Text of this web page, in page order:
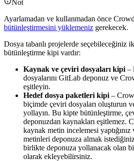
Not
Ayarlamadan ve kullanmadan önce
bütünleştirmesini yüklemeniz gerekecek.
Dosya tabanlı projelerde seçebileceğiniz
bütünleştirme kipi vardır:
Kaynak ve çeviri dosyaları kipi –
dosyalarını GitLab deponuz ve
eşitleyin.
Hedef dosya paketleri kipi –
biçimde çeviri dosyaları oluşturun
yollayın. Bu kipte bütünleştirme,
deponuzdan kaynakları eşitlemez.
kaynak metin incelemesi
metinleri deponuza almak
birlikte deponuza yollanacak olan
olarak ekleyebilirsiniz.